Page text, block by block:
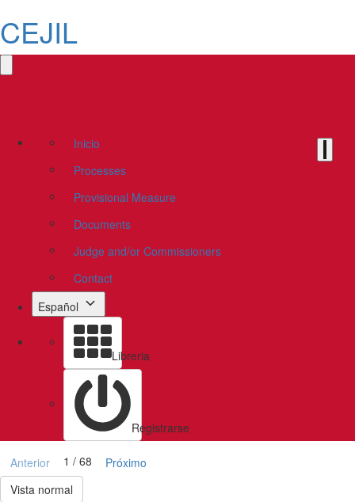
CEJIL
Inicio
Processes
Provisional Measure
Documents
Judge and/or Commissioners
Contact
Español
Libreria
Registrarse
Anterior 1 / 68
Próximo
Vista normal